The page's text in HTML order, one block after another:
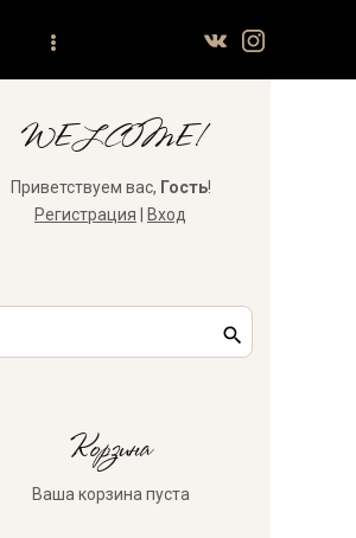
WELCOME!
Приветствуем вас, Гость!
Регистрация
Вход
Корзина
Ваша корзина пуста